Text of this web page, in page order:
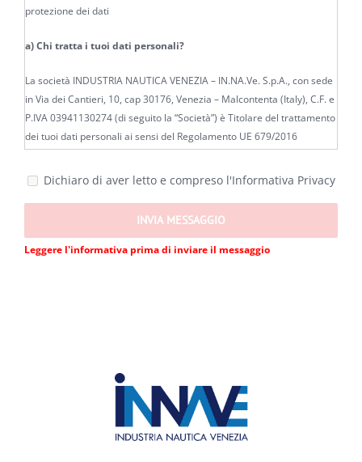
protezione dei dati
a) Chi tratta i tuoi dati personali?
La società INDUSTRIA NAUTICA VENEZIA – IN.NA.Ve. S.p.A., con sede
in Via dei Cantieri, 10, cap 30176, Venezia – Malcontenta (Italy), C.F. e
P.IVA 03941130274 (di seguito la “Società”) è Titolare del trattamento
dei tuoi dati personali ai sensi del Regolamento UE 679/2016
b) Perché trattiamo i tuoi dati?
I dati che ci fornisci mediante la compilazione del presente modulo ci
sono necessari per rispondere alla tua segnalazione o richiesta di
dei nostri servizi, e tutela in sede anche giudiziale (art. 6, lett. f) del
d) Sono necessari tutti i dati richiesti?
Dichiaro di aver letto e compreso l'Informativa Privacy
Leggere l'informativa prima di inviare il messaggio